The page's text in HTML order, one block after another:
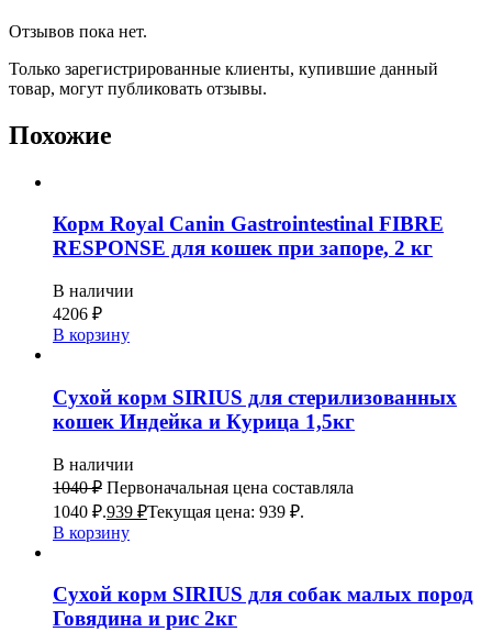
Отзывов пока нет.
Только зарегистрированные клиенты, купившие данный
товар, могут публиковать отзывы.
Похожие
Корм Royal Canin Gastrointestinal FIBRE
RESPONSE для кошек при запоре, 2 кг
В наличии
4206 ₽
В корзину
Сухой корм SIRIUS для стерилизованных
кошек Индейка и Курица 1,5кг
В наличии
1040₽ Первоначальная цена составляла
1040 ₽.939 ₽Текущая цена: 939 ₽.
В корзину
Сухой корм SIRIUS для собак малых пород
Говядина и рис 2кг